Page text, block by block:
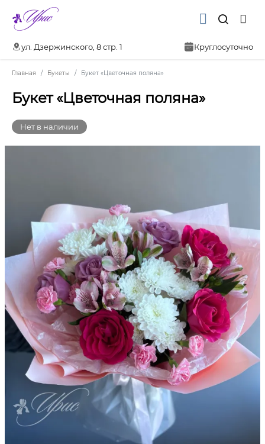
ул. Дзержинского, 8 стр. 1 Круглосуточно
Главная Букеты Букет «Цветочная поляна»
Букет «Цветочная поляна»
Нет в наличии